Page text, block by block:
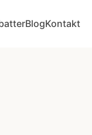
BlogKontakt